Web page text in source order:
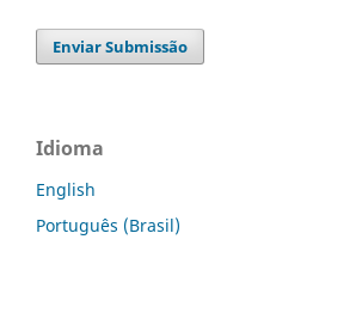
Enviar Submissão
Idioma
English
Português (Brasil)